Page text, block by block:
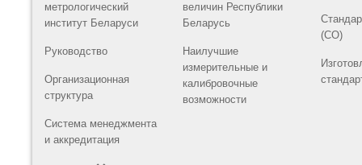
метрологический
институт Беларуси
Руководство
Организационная
структура
Система менеджмента
и аккредитация
величин Республики
Беларусь
Наилучшие
измерительные и
калибровочные
возможности
(СО)